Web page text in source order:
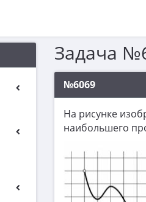
Задача
№6069
На рисунке
наибольшего